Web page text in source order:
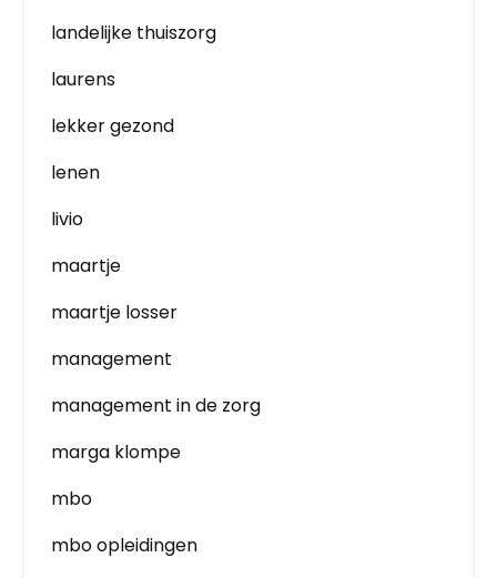
landelijke thuiszorg
laurens
lekker gezond
lenen
livio
maartje
maartje losser
management
management in de zorg
marga klompe
mbo
mbo opleidingen